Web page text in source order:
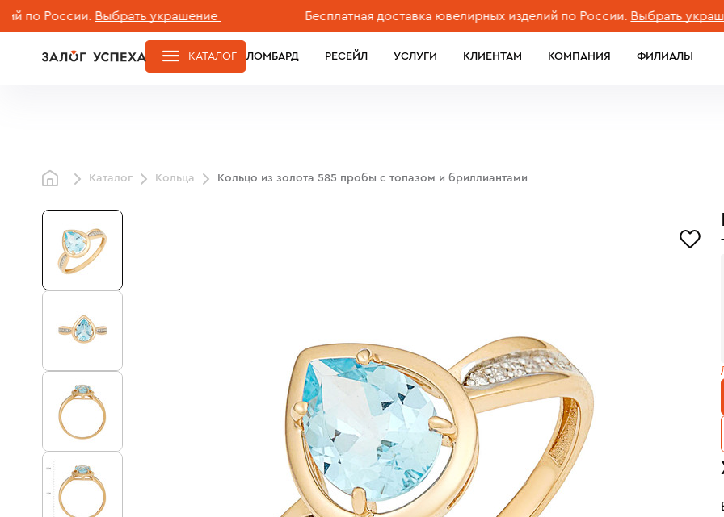
России. Выбрать украшение Бесплатная доставка ювелирных изделий по России. Выбрать украшение
ЛОМБАРД РЕСЕЙЛ УСЛУГИ КЛИЕНТАМ КОМПАНИЯ ФИЛИАЛЫ
КАТАЛОГ
Каталог Кольца Кольцо из золота 585 пробы с топазом и бриллиантами